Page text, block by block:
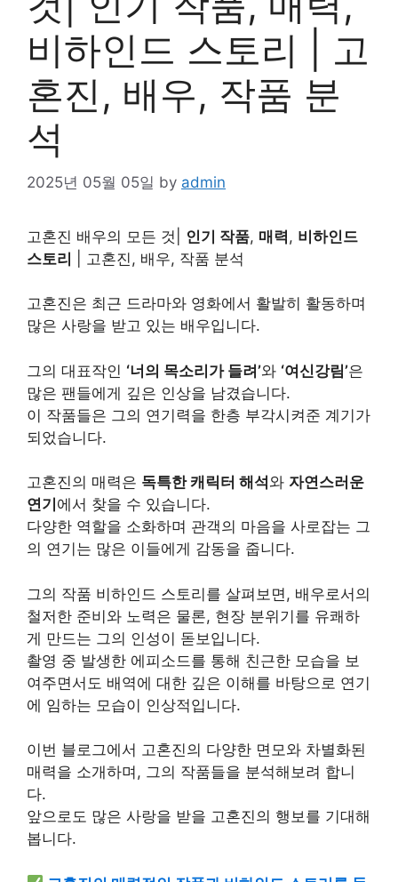
비하인드 스토리 | 고
혼진, 배우, 작품 분
석
2025년 05월 05일 by admin
고혼진 배우의 모든 것| 인기 작품, 매력, 비하인드
스토리 | 고혼진, 배우, 작품 분석
고혼진은 최근 드라마와 영화에서 활발히 활동하며
많은 사랑을 받고 있는 배우입니다.
그의 대표작인 ‘너의 목소리가 들려’와 ‘여신강림’은
많은 팬들에게 깊은 인상을 남겼습니다.
이 작품들은 그의 연기력을 한층 부각시켜준 계기가
되었습니다.
고혼진의 매력은 독특한 캐릭터 해석 와 자연스러운
연기 에서 찾을 수 있습니다.
다양한 역할을 소화하며 관객의 마음을 사로잡는 그
의 연기는 많은 이들에게 감동을 줍니다.
그의 작품 비하인드 스토리를 살펴보면, 배우로서의
철저한 준비와 노력은 물론, 현장 분위기를 유쾌하
게 만드는 그의 인성이 돋보입니다.
촬영 중 발생한 에피소드를 통해 친근한 모습을 보
여주면서도 배역에 대한 깊은 이해를 바탕으로 연기
에 임하는 모습이 인상적입니다.
이번 블로그에서 고혼진의 다양한 면모와 차별화된
매력을 소개하며, 그의 작품들을 분석해보려 합니
다.
앞으로도 많은 사랑을 받을 고혼진의 행보를 기대해
봅니다.